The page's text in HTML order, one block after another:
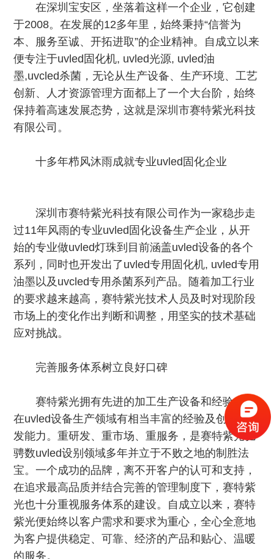
在深圳宝安区，坐落着这样一个企业，它创建
于2008。在发展的12多年里，始终秉持“信誉为
本、服务至诚、开拓进取”的企业精神。自成立以来
便专注于uvled固化机, uvled光源, uvled油
墨,uvcled杀菌，无论从生产设备、生产环境、工艺
创新、人才资源管理方面都上了一个大台阶，始终
保持着高速发展态势，这就是深圳市赛特紫光科技
有限公司。
十多年栉风沐雨成就专业uvled固化企业
深圳市赛特紫光科技有限公司作为一家稳步走
过11年风雨的专业uvled固化设备生产企业，从开
始的专业做uvled灯珠到目前涵盖uvled设备的各个
系列，同时也开发出了uvled专用固化机, uvled专用
油墨以及uvcled专用杀菌系列产品。随着加工行业
的要求越来越高，赛特紫光技术人员及时对现阶段
市场上的变化作出判断和调整，用坚实的技术基础
应对挑战。
完善服务体系树立良好口碑
赛特紫光拥有先进的加工生产设备和经验，且
在uvled设备生产领域有相当丰富的经验及创新的开
发能力。重研发、重市场、重服务，是赛特紫光驰
骋数uvled设别领域多年并立于不败之地的制胜法
宝。一个成功的品牌，离不开客户的认可和支持，
在追求最高品质并结合完善的管理制度下，赛特紫
光也十分重视服务体系的建设。自成立以来，赛特
紫光便始终以客户需求和要求为重心，全心全意地
为客户提供稳定、可靠、经济的产品和贴心、温暖
的服务。